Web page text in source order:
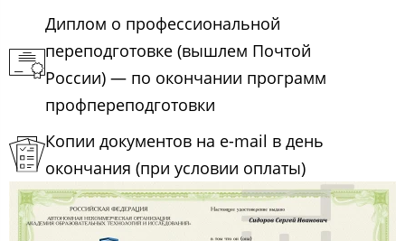
Диплом о профессиональной
переподготовке (вышлем Почтой
России) — по окончании программ
профпереподготовки
Копии документов на e-mail в день
окончания (при условии оплаты)